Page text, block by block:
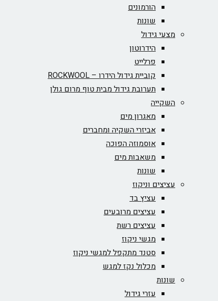
הורמונים
שונות
מצעי גידול
הידרוטון
פרלייט
קוביית גידול הידרו – ROCKWOOL‏
תערובת גידול מבית טוף מרום גולן
השקייה
מאגרון מים
אביזרי השקיה ומחברים
אוסמוזה הפוכה
משאבות מים
שונות
עציצים וניקוז
עציץ בד
עציצים מרובעים
עציצים רשת
מגשי ניקוז
סטנד מתקפל למגשי ניקוז
מכלול נקז למגש
שונות
עזרי גידול